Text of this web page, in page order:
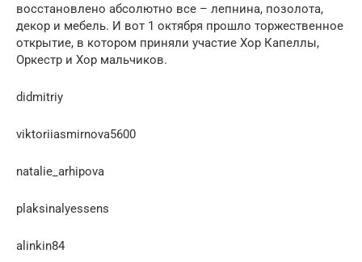
восстановлено абсолютно все – лепнина, позолота,
декор и мебель. И вот 1 октября прошло торжественное
открытие, в котором приняли участие Хор Капеллы,
Оркестр и Хор мальчиков.
didmitriy
viktoriiasmirnova5600
natalie_arhipova
plaksinalyessens
alinkin84